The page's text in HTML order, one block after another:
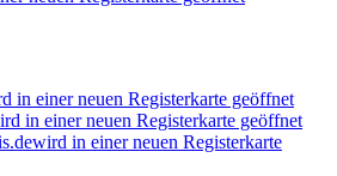
in einer neuen Registerkarte geöffnet
in einer neuen Registerkarte geöffnet
wird in einer neuen Registerkarte